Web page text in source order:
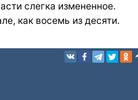
слегка измененное.
как восемь из десяти.